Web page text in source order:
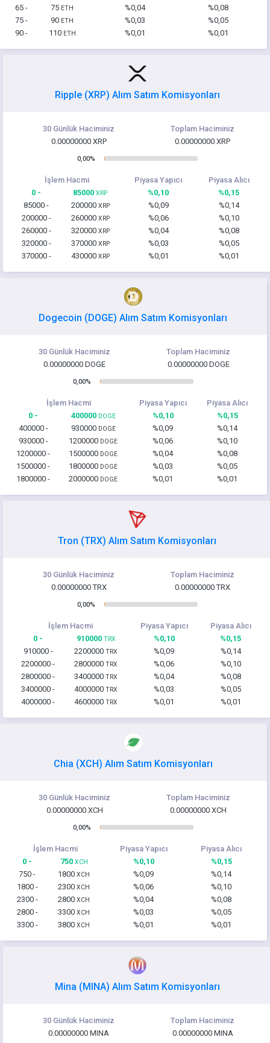
65 -
75 ETH %0,04
%0,08
75 -
90 ETH %0,03
%0,05
90 -
110 ETH %0,01 %0,01
Ripple (XRP) Alım Satım Komisyonları
30 Günlük Haciminiz
Toplam Haciminiz
0.00000000 XRP
0.00000000 XRP
0,00%
İşlem Hacmi Piyasa Yapıcı
Piyasa Alıcı
0 -
85000 XRP %0,10
%0,15
85000 -
200000 XRP %0,09
%0,14
200000 -
260000 XRP %0,06
%0,10
260000 -
320000 XRP %0,04
%0,08
320000 -
370000 XRP %0,03
%0,05
370000 -
430000 XRP %0,01 %0,01
Dogecoin (DOGE) Alım Satım Komisyonları
30 Günlük Haciminiz
Toplam Haciminiz
0.00000000 DOGE
0.00000000 DOGE
0,00%
İşlem Hacmi Piyasa Yapıcı
Piyasa Alıcı
0 -
400000 DOGE %0,10
%0,15
400000 -
930000 DOGE %0,09
%0,14
930000 -
1200000 DOGE %0,06
%0,10
1200000 -
1500000 DOGE %0,04
%0,08
1500000 -
1800000 DOGE %0,03
%0,05
1800000 -
2000000 DOGE %0,01 %0,01
Tron (TRX) Alım Satım Komisyonları
30 Günlük Haciminiz
Toplam Haciminiz
0.00000000 TRX
0.00000000 TRX
0,00%
İşlem Hacmi Piyasa Yapıcı
Piyasa Alıcı
0 -
910000 TRX %0,10
%0,15
910000 -
2200000 TRX %0,09
%0,14
2200000 -
2800000 TRX %0,06
%0,10
2800000 -
3400000 TRX %0,04
%0,08
3400000 -
4000000 TRX %0,03
%0,05
4000000 -
4600000 TRX %0,01 %0,01
Chia (XCH) Alım Satım Komisyonları
30 Günlük Haciminiz
Toplam Haciminiz
0.00000000 XCH
0.00000000 XCH
0,00%
İşlem Hacmi Piyasa Yapıcı
Piyasa Alıcı
0 -
750 XCH %0,10
%0,15
750 -
1800 XCH %0,09
%0,14
1800 -
2300 XCH %0,06
%0,10
2300 -
2800 XCH %0,04
%0,08
2800 -
3300 XCH %0,03
%0,05
3300 -
3800 XCH %0,01 %0,01
Mina (MINA) Alım Satım Komisyonları
30 Günlük Haciminiz
Toplam Haciminiz
0.00000000 MINA
0.00000000 MINA